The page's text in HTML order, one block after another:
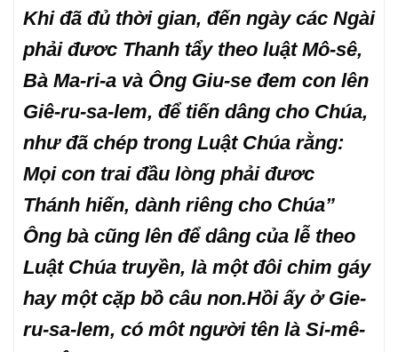
Khi đã đủ thời gian, đến ngày các Ngài
phải đươc Thanh tẩy theo luật Mô-sê,
Bà Ma-ri-a và Ông Giu-se đem con lên
Giê-ru-sa-lem, để tiến dâng cho Chúa,
như đã chép trong Luật Chúa rằng:
Mọi con trai đầu lòng phải đươc
Thánh hiến, dành riêng cho Chúa”
Ông bà cũng lên để dâng của lễ theo
Luật Chúa truyền, là một đôi chim gáy
hay một cặp bồ câu non.Hồi ấy ở Gie-
ru-sa-lem, có môt người tên là Si-mê-